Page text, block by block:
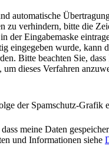
automatische
zu verhindern, bitte die
der Eingabemaske
eingegeben wurde, kann
Bitte beachten Sie,
um dieses Verfahren
der Spamschutz-Grafik
meine Daten
und Informationen siehe